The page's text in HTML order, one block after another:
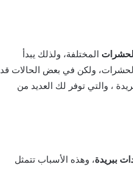
الحشرات المختلفة، ولذلك يبدأ
ولكن في بعض الحالات قد
، والتي توفر لك العديد من
ببريدة، وهذه الأسباب تتمثل